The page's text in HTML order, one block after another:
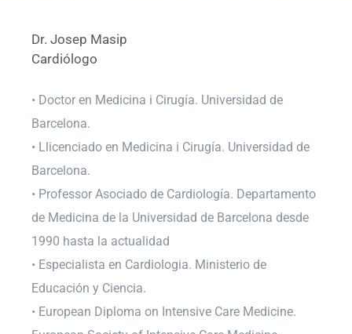
Dr. Josep Masip
Cardiólogo
• Doctor en Medicina i Cirugía. Universidad de
Barcelona.
• Llicenciado en Medicina i Cirugía. Universidad de
Barcelona.
• Professor Asociado de Cardiología. Departamento
de Medicina de la Universidad de Barcelona desde
1990 hasta la actualidad
• Especialista en Cardiologia. Ministerio de
Educación y Ciencia.
• European Diploma on Intensive Care Medicine.